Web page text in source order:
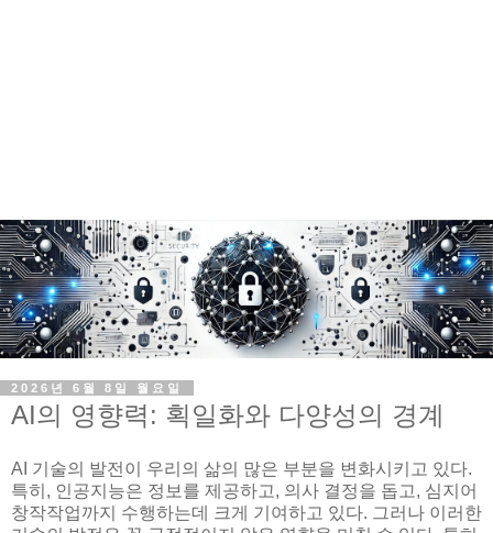
2026년 6월 8일 월요일
AI의 영향력: 획일화와 다양성의 경계
AI 기술의 발전이 우리의 삶의 많은 부분을 변화시키고 있다.
특히, 인공지능은 정보를 제공하고, 의사 결정을 돕고, 심지어
창작작업까지 수행하는데 크게 기여하고 있다. 그러나 이러한